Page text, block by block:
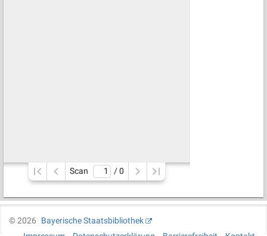
Scan / 0
©2026
Bayerische Staatsbibliothek